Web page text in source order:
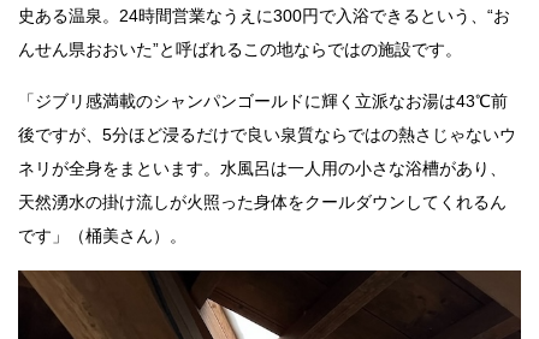
史ある温泉。24時間営業なうえに300円で入浴できるという、“お
んせん県おおいた”と呼ばれるこの地ならではの施設です。
「ジブリ感満載のシャンパンゴールドに輝く立派なお湯は43℃前
後ですが、5分ほど浸るだけで良い泉質ならではの熱さじゃないウ
ネリが全身をまといます。水風呂は一人用の小さな浴槽があり、
天然湧水の掛け流しが火照った身体をクールダウンしてくれるん
です」（桶美さん）。